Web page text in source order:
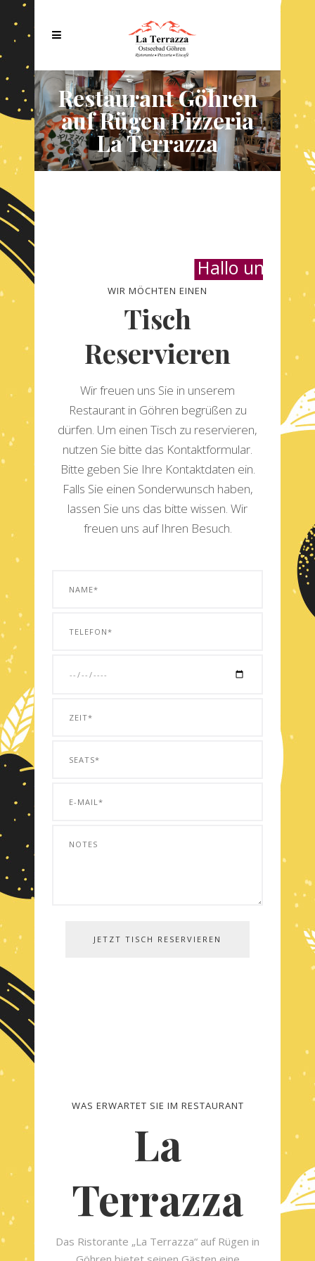
Restaurant Göhren
auf Rügen Pizzeria
La Terrazza
Hallo und
WIR MÖCHTEN EINEN
Tisch
Reservieren
Wir freuen uns Sie in unserem
Restaurant in Göhren begrüßen zu
dürfen. Um einen Tisch zu reservieren,
nutzen Sie bitte das Kontaktformular.
Bitte geben Sie Ihre Kontaktdaten ein.
Falls Sie einen Sonderwunsch haben,
lassen Sie uns das bitte wissen. Wir
freuen uns auf Ihren Besuch.
WAS ERWARTET SIE IM RESTAURANT
La
Terrazza
Das Ristorante „La Terrazza“ auf Rügen in